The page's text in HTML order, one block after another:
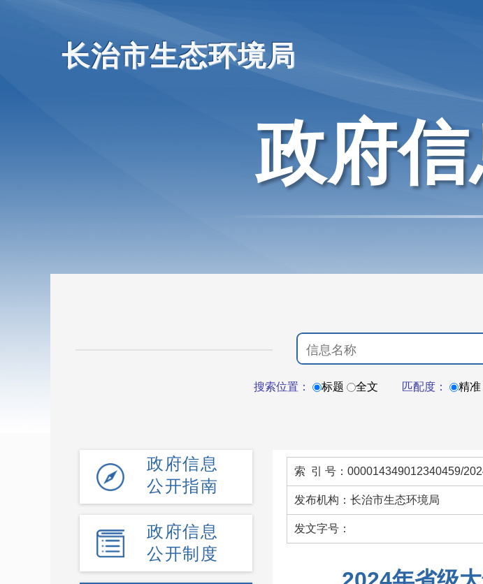
长治市生态环境局
政府
搜索位置： 标题 全文 匹配度： 精准
政府信息
公开指南
政府信息
公开制度
索 引 号：000014349012340459/
发布机构：长治市生态环境局
发文字号：